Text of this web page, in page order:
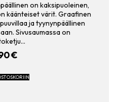
on kaksipuoleinen,
käänteiset värit. Graafinen
ja tyynynpäällinen
Sivusaumassa on
€